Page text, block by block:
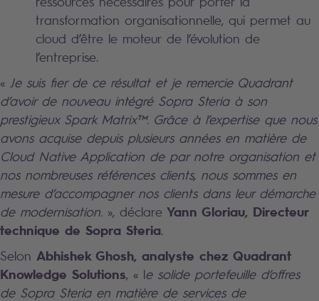
transformation organisationnelle, qui permet au
cloud d’être le moteur de l’évolution de
l’entreprise.
« Je suis fier de ce résultat et je remercie Quadrant
d’avoir de nouveau intégré Sopra Steria à son
prestigieux Spark Matrix™. Grâce à l’expertise que nous
avons acquise depuis plusieurs années en matière de
Cloud Native Application de par notre organisation et
nos nombreuses références clients, nous sommes en
mesure d’accompagner nos clients dans leur démarche
de modernisation. », déclare Yann Gloriau, Directeur
technique de Sopra Steria.
Selon Abhishek Ghosh, analyste chez Quadrant
Knowledge Solutions, « le solide portefeuille d’offres
de Sopra Steria en matière de services de